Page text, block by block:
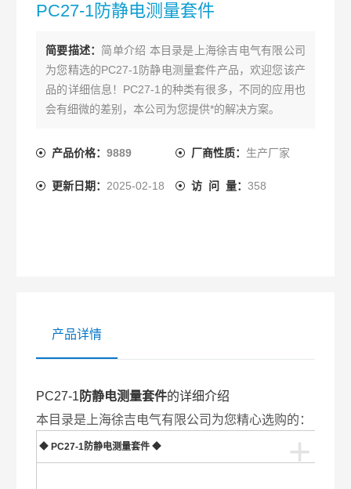
PC27-1防静电测量套件
简要描述： 简单介绍 本目录是上海徐吉电气有限公司
为您精选的PC27-1防静电测量套件产品，欢迎您该产
品的详细信息！PC27-1的种类有很多，不同的应用也
会有细微的差别，本公司为您提供*的解决方案。
产品价格：9889 厂商性质： 生产厂家
更新日期： 2025-02-18 访 问 量： 358
产品详情
PC27-1 防静电测量套件的详细介绍
本目录是上海徐吉电气有限公司为您精心选购的：
+
◆ PC27-1防静电测量套件 ◆